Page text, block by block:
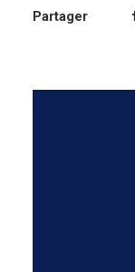
Partager